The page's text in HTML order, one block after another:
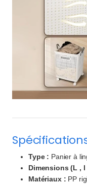
Type : Panier à
Dimensions (L , l
Matériaux : PP